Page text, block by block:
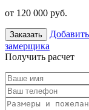
от 120 000 руб.
Заказать
замерщика
Получить расчет